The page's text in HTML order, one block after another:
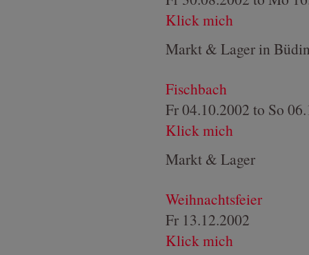
Klick mich
Markt & Lager in
Fischbach
Fr 04.10.2002 to So
Klick mich
Markt & Lager
Weihnachtsfeier
Fr 13.12.2002
Klick mich